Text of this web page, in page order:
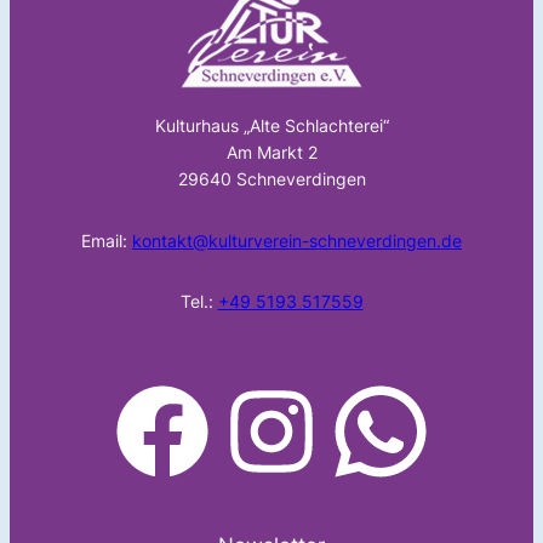
Kulturhaus „Alte Schlachterei“
Am Markt 2
29640 Schneverdingen
Email: kontakt@kulturverein-schneverdingen.de
Tel.: +49 5193 517559
facebook Instagram WhatsApp